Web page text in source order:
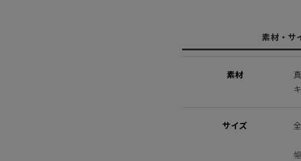
※ニッケルフリー
れた素材を指します。
ジルコニアのセッティングに
服装を選ばず寄り添い、毎日身
素材・サ
素材
サイズ